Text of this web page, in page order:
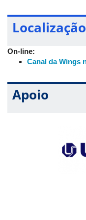
pronto-socorro,
Reumatologia pelo
2010 a 2012; mestra
Pós-Graduação em
Medicina da UFU,
Esofagopatia";
Capilaroscopia".
(Síndrome Seca),
Localização
On-line:
Canal da Wings
Apoio